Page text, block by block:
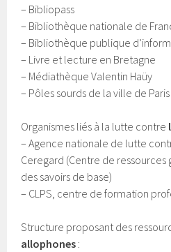
– Bibliopass
– Bibliothèque nationale de
– Bibliothèque publique
– Livre et lecture en Bretagne
– Médiathèque Valentin Haüy
– Pôles sourds de la ville de Paris
Organismes liés à la lutte contre
– Agence nationale de lutte
Ceregard (Centre de ressources
des savoirs de base)
– CLPS, centre de formation
Structure proposant des
allophones :